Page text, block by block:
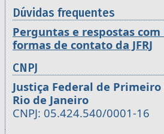
Dúvidas frequentes
Perguntas e respostas
formas de contato da JFRJ
CNPJ
Justiça Federal de Primeiro
Rio de Janeiro
CNPJ: 05.424.540/0001-16